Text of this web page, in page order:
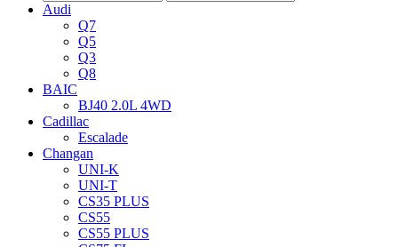
Audi
Q7
Q5
Q3
Q8
BAIC
BJ40 2.0L 4WD
Cadillac
Escalade
Changan
UNI-K
UNI-T
CS35 PLUS
CS55
CS55 PLUS